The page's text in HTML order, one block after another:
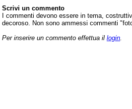
Scrivi un commento
I commenti devono essere in tema,
decoroso. Non sono ammessi commenti
Per inserire un commento effettua il login